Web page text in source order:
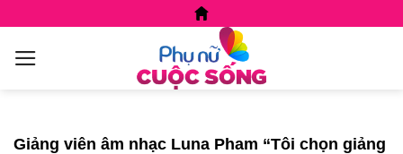
content
Giảng viên âm nhạc Luna Pham “Tôi chọn giảng